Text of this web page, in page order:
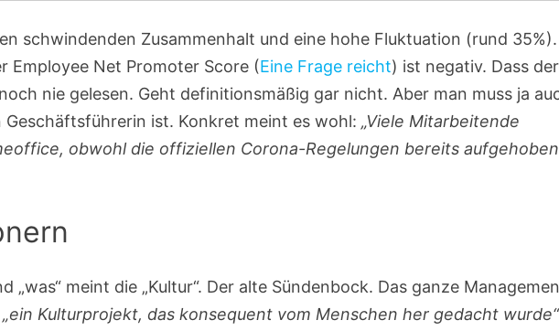
schwindenden Zusammenhalt und eine hohe Fluktuation (rund
Employee Net Promoter Score (Eine Frage reicht) ist negativ. Dass der
nie gelesen. Geht definitionsmäßig gar nicht. Aber man muss ja
Geschäftsführerin ist. Konkret meint es wohl:„Viele Mitarbeitende
obwohl die offiziellen Corona-Regelungen bereits aufgehoben
„was“ meint die „Kultur“. Der alte Sündenbock. Das ganze
„ein Kulturprojekt, das konsequent vom Menschen her gedacht wurde“